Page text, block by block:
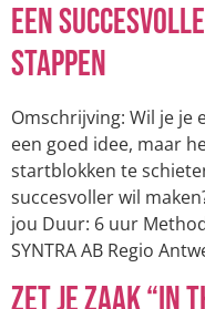
Een
stappen
Omschrijving: Wil je je
een goed idee, maar
startblokken te
succesvoller wil
jou Duur: 6 uur
SYNTRA AB Regio